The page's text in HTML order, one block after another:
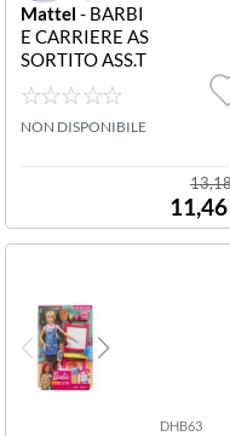
Mattel - BARBI
E CARRIERE AS
SORTITO ASS.T
O DVF50 Barbi
e Carriere Ass.t
o
NON DISPONIBILE
11,46
DHB63